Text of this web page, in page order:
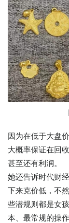
因为在低于大盘
大概率保证在回
甚至还有利润。
她还告诉时代财
下来克价低，不
些潜规则都是女
本、最常规的操作